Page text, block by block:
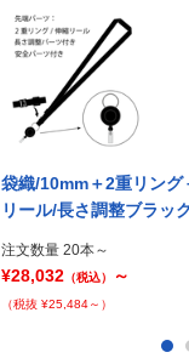
袋織/10mm＋2重リング
リール/長さ調整ブラッ
注文数量 20本～
¥28,032 （税込） ～
（税抜 ¥25,484～）